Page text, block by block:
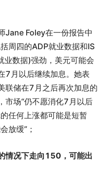
Jane Foley在一份报告中
周四的ADP就业数据和IS
业数据)强劲，美元可能会
7月以后继续加息。她表
联储在7月之后再次加息的
市场“仍不愿消化7月以后
任何上涨都可能是短暂
放缓”；
情况下走向150，可能出